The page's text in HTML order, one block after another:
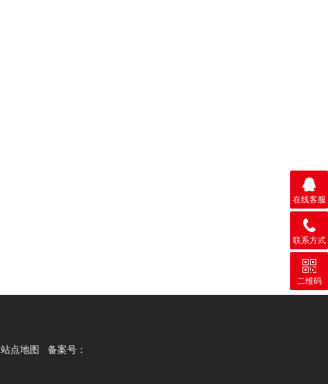
站点地图 备案号：
在线客服
联系方式
二维码